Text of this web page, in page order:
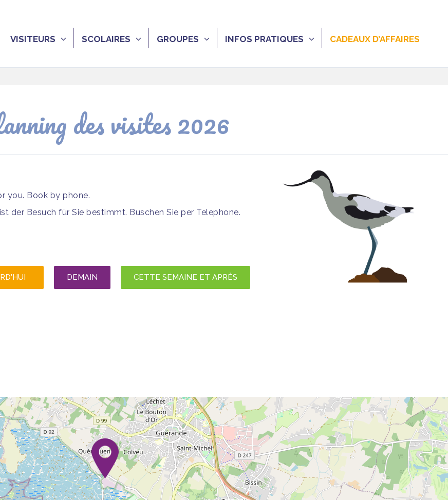
VISITEURS SCOLAIRES GROUPES INFOS PRATIQUES CADEAUX D’AFFAIRES
des visites 2026
you. Book by phone.
der Besuch für Sie bestimmt. Buschen Sie per Telephone.
DEMAIN CETTE SEMAINE ET APRÈS